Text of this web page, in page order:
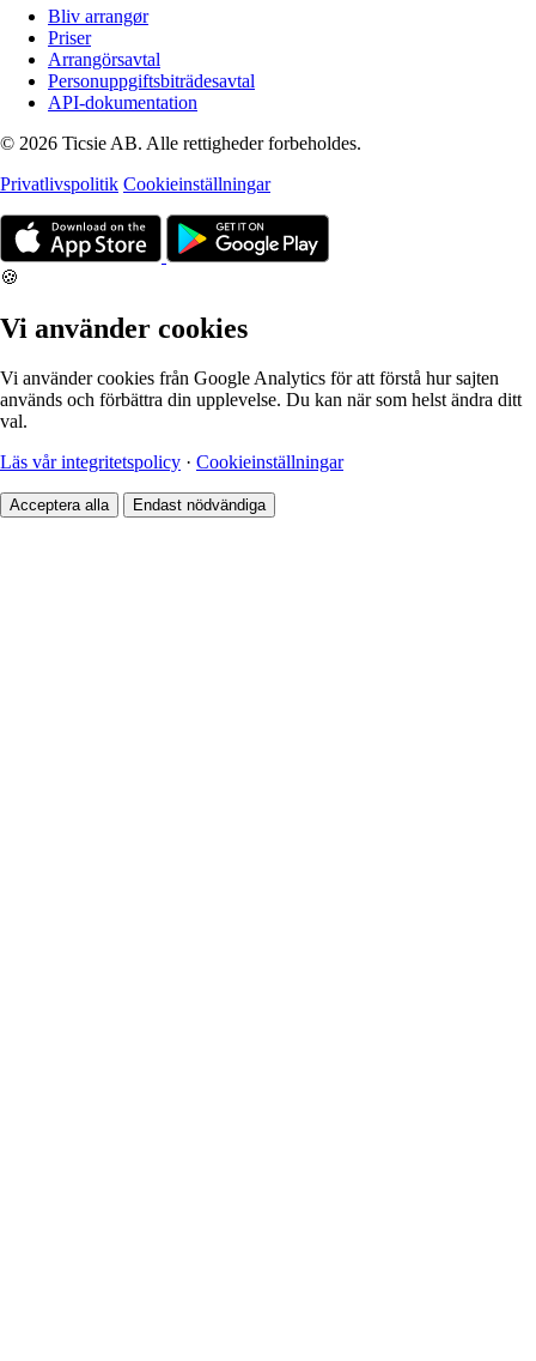
Bliv arrangør
Priser
Arrangörsavtal
Personuppgiftsbiträdesavtal
API-dokumentation
© 2026 Ticsie AB. Alle rettigheder forbeholdes.
Privatlivspolitik Cookieinställningar
🍪
Vi använder cookies
Vi använder cookies från Google Analytics för att förstå hur sajten
används och förbättra din upplevelse. Du kan när som helst ändra ditt
val.
Läs vår integritetspolicy · Cookieinställningar
Acceptera alla Endast nödvändiga